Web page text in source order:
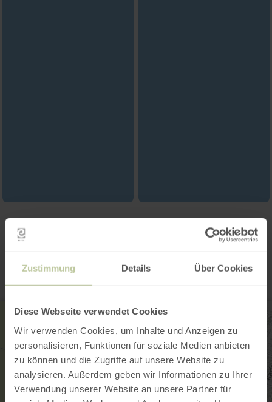
Zustimmung Details Über Cookies
Diese Webseite verwendet Cookies
Wir verwenden Cookies, um Inhalte und Anzeigen zu
personalisieren, Funktionen für soziale Medien anbieten
zu können und die Zugriffe auf unsere Website zu
analysieren. Außerdem geben wir Informationen zu Ihrer
Verwendung unserer Website an unsere Partner für
Contact